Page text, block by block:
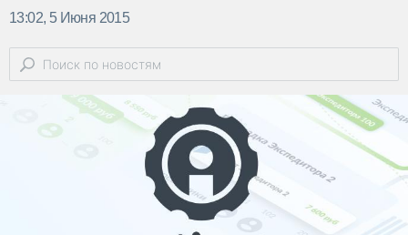
13:02, 5 Июня 2015